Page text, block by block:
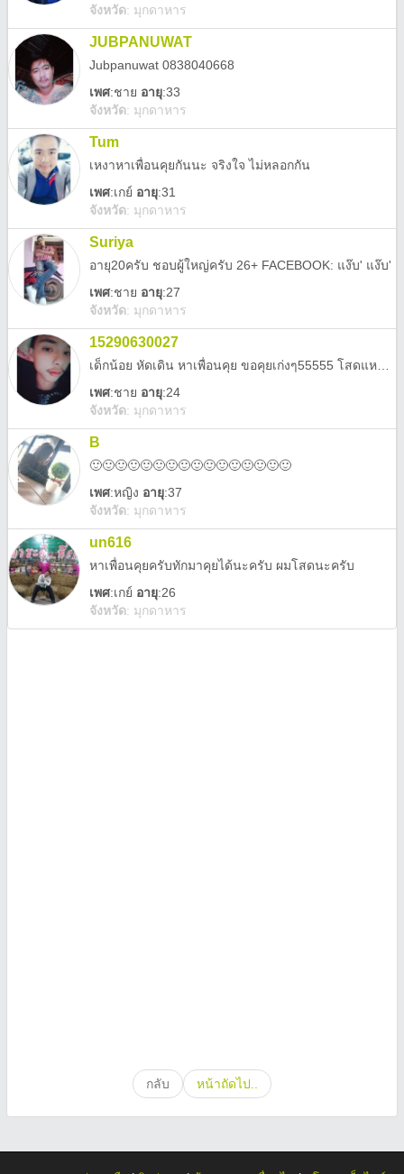
จังหวัด: มุกดาหาร
JUBPANUWAT
Jubpanuwat 0838040668
เพศ:ชาย อายุ:33
จังหวัด: มุกดาหาร
Tum
เหงาหาเพื่อนคุยกันนะ จริงใจ ไม่หลอกกัน
เพศ:เกย์ อายุ:31
จังหวัด: มุกดาหาร
Suriya
อายุ20ครับ ชอบผู้ใหญ่ครับ 26+ FACEBOOK: แง๊บ' แง๊บ'
เพศ:ชาย อายุ:27
จังหวัด: มุกดาหาร
15290630027
เพศ:ชาย อายุ:24
จังหวัด: มุกดาหาร
B
🙂🙂🙂🙂🙂🙂🙂🙂🙂🙂🙂🙂🙂🙂🙂🙂
เพศ:หญิง อายุ:37
จังหวัด: มุกดาหาร
un616
หาเพื่อนคุยครับทักมาคุยได้นะครับ ผมโสดนะครับ
เพศ:เกย์ อายุ:26
จังหวัด: มุกดาหาร
กลับ หน้าถัดไป..